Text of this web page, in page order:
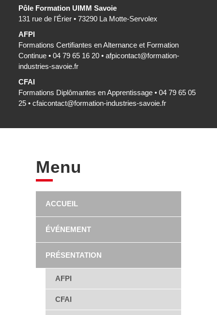
Pôle Formation UIMM Savoie
131 rue de l'Érier • 73290 La Motte-Servolex
AFPI
Formations Certifiantes en Alternance et Formation
Continue • 04 79 65 16 20 • afpicontact@formation-
industries-savoie.fr
CFAI
Formations Diplômantes en Apprentissage • 04 79 65 05
25 • cfaicontact@formation-industries-savoie.fr
Menu
ACCUEIL
ÉVÉNEMENT
PRÉSENTATION
AFPI
CFAI